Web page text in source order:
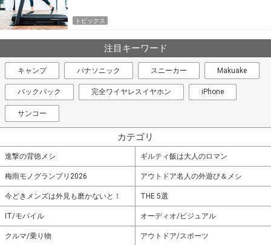
トピックス
注目キーワード
キャンプ パナソニック スニーカー Makuake
バックパック 完全ワイヤレスイヤホン iPhone
サンコー
カテゴリ
進撃の背徳メシ ギルティ飯は大人のロマン
梅雨モノグランプリ2026 アウトドア名人の外遊び＆メシ
今どきメンズは外見も磨かないと！ THE 5選
IT/モバイル オーディオ/ビジュアル
クルマ/乗り物 アウトドア/スポーツ